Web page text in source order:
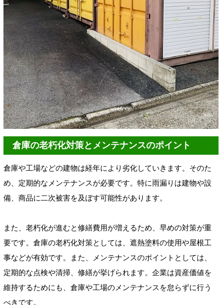
倉庫の老朽化対策とメンテナンスのポイント
倉庫や工場などの建物は経年により劣化していきます。そのた
め、定期的なメンテナンスが必要です。特に雨漏りは建物や設
備、商品に二次被害を及ぼす可能性があります。
また、老朽化が進むと修繕費用が増えるため、早めの対策が重
要です。倉庫の老朽化対策としては、遮熱塗料の使用や屋根工
事などが有効です。また、メンテナンスのポイントとしては、
定期的な点検や清掃、修繕が挙げられます。企業は資産価値を
維持するためにも、倉庫や工場のメンテナンスを怠らずに行う
べきです。